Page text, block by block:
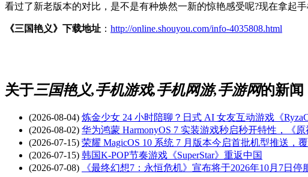
看过了新老版本的对比，是不是有种焕然一新的惊艳感受呢?现在拿起
《三国艳义》下载地址 ： http://online.shouyou.com/info-4035808.html
关于三国艳义,手机游戏,手机网游,手游网的新闻
(2026-08-04) 炼金少女 24 小时陪聊？日式 AI 女友互动游戏《
(2026-08-02) 华为鸿蒙 HarmonyOS 7 实装游戏秒启秒开特性，《
(2026-07-15) 荣耀 MagicOS 10 系统 7 月版本今启首批机型推送，
(2026-07-15) 韩国K-POP节奏游戏《SuperStar》重返中国
(2026-07-08)
《最终幻想7：永恒危机》宣布将于2026年10月7日停